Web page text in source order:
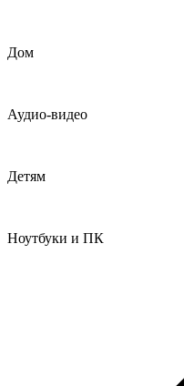
Дом
Аудио-видео
Детям
Ноутбуки и ПК